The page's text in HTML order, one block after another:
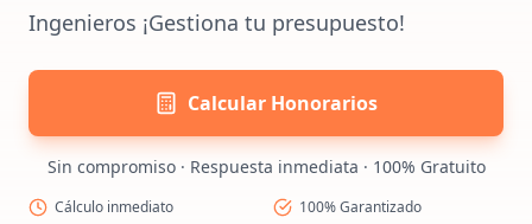
Ingenieros ¡Gestiona tu presupuesto!
Calcular Honorarios
Sin compromiso · Respuesta inmediata · 100% Gratuito
Cálculo inmediato
100% Garantizado